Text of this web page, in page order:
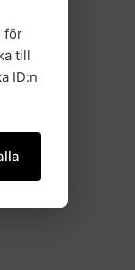
för
till
ID:n